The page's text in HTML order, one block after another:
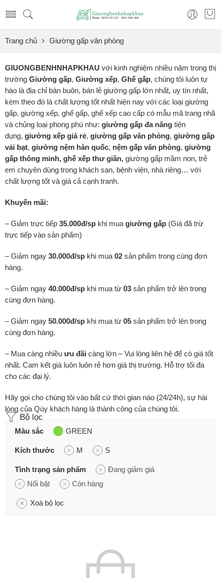
Trang chủ Giường gấp văn phòng
GIUONGBENHNHAPKHAU với kinh nghiệm nhiều năm trong thị
trường Giường gấp, Giường xếp, Ghế gấp, chúng tôi luôn tự
hào là địa chỉ bán buôn, bán lẻ giường gấp lớn nhất, uy tín nhất,
kèm theo đó là chất lượng tốt nhất hiện nay với các loại giường
gấp, giường xếp, ghế gấp, ghế xếp cao cấp có mẫu mã trang nhã
và chủng loại phong phú như: giường gấp đa năng tiện
dụng, giường xếp giá rẻ, giường gấp văn phòng, giường gấp
vải bạt, giường nệm hàn quốc, nệm gấp văn phòng, giường
gấp thông minh, ghế xếp thư giãn, giường gấp mầm non, trẻ
em chuyên dùng trong khách sạn, bệnh viện, nhà riêng… với
chất lượng tốt và giá cả cạnh tranh.
Khuyến mãi:
– Giảm trực tiếp 35.000đ/sp khi mua giường gấp (Giá đã trừ
trực tiếp vào sản phẩm)
– Giảm ngay 30.000đ/sp khi mua 02 sản phẩm trong cùng đơn
hàng.
– Giảm ngay 40.000đ/sp khi mua từ 03 sản phẩm trở lên trong
cùng đơn hàng.
– Giảm ngay 50.000đ/sp khi mua từ 05 sản phẩm trở lên trong
cùng đơn hàng.
– Mua càng nhiều ưu đãi càng lớn – Vui lòng liên hệ để có giá tốt
nhất. Cam kết giá luôn luôn rẻ hơn giá thị trường. Hỗ trợ tối đa
cho các đại lý.
Hãy gọi cho chúng tôi vào bất cứ thời gian nào (24/24h), sự hài
lòng của Qúy khách hàng là thành công của chúng tôi.
Bộ lọc
Màu sắc GREEN
Kích thước M S
Tình trạng sản phẩm
Đang giảm giá
Nổi bật
Còn hàng
Xoá bộ lọc